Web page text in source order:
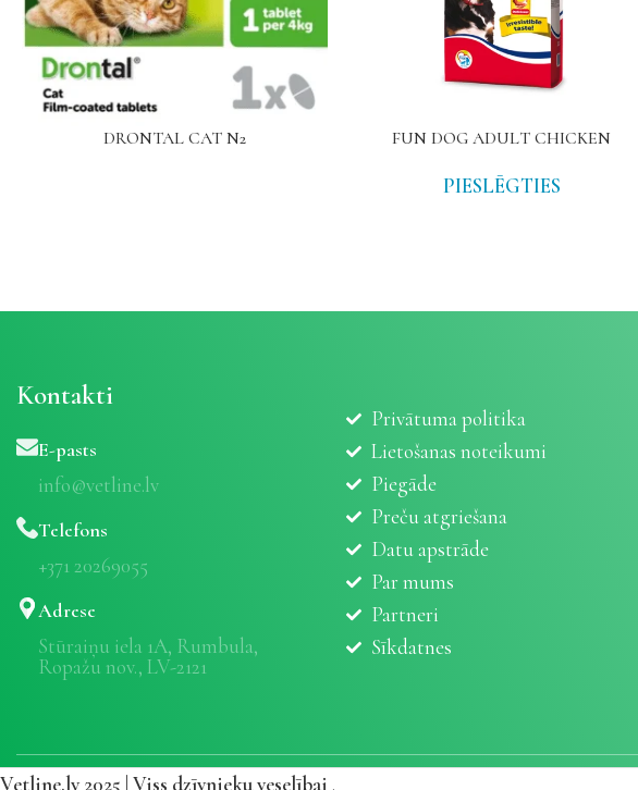
DRONTAL CAT N2 FUN DOG ADULT CHICKEN
PIESLĒGTIES
Kontakti
E-pasts
info@vetline.lv
Telefons
+371 20269055
Adrese
Stūraiņu iela 1A, Rumbula,
Ropažu nov., LV-2121
Privātuma politika
Lietošanas noteikumi
Piegāde
Preču atgriešana
Datu apstrāde
Par mums
Partneri
Sīkdatnes
Vetline.lv 2025 | Viss dzīvnieku veselībai .